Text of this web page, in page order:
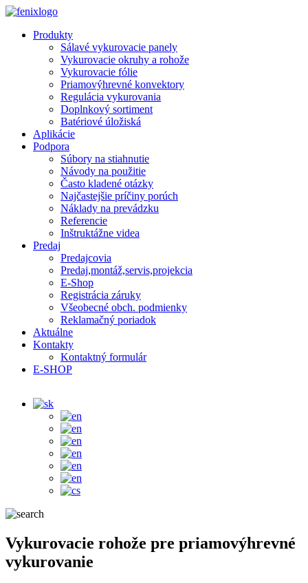
Skip to main content
Produkty
Sálavé vykurovacie panely
Vykurovacie okruhy a rohože
Vykurovacie fólie
Priamovýhrevné konvektory
Regulácia vykurovania
Doplnkový sortiment
Batériové úložiská
Aplikácie
Podpora
Súbory na stiahnutie
Návody na použitie
Často kladené otázky
Najčastejšie príčiny porúch
Náklady na prevádzku
Referencie
Inštruktážne videa
Predaj
Predajcovia
Predaj,montáž,servis,projekcia
E-Shop
Registrácia záruky
Všeobecné obch. podmienky
Reklamačný poriadok
Aktuálne
Kontakty
Kontaktný formulár
E-SHOP
Vykurovacie rohože pre priamovýhrevné
vykurovanie